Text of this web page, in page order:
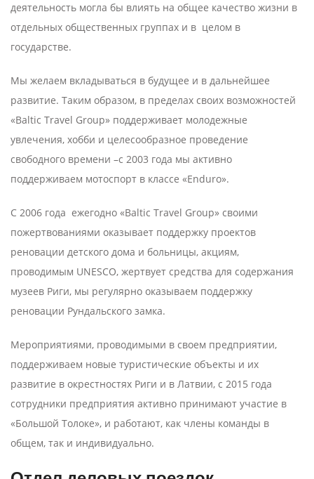
деятельность могла бы влиять на общее качество жизни в
отдельных общественных группах и в целом в
государстве.
Мы желаем вкладываться в будущее и в дальнейшее
развитие. Таким образом, в пределах своих возможностей
«Baltic Travel Group» поддерживает молодежные
увлечения, хобби и целесообразное проведение
свободного времени –с 2003 года мы активно
поддерживаем мотоспорт в классе «Enduro».
С 2006 года ежегодно «Baltic Travel Group» своими
пожертвованиями оказывает поддержку проектов
реновации детского дома и больницы, акциям,
проводимым UNESCO, жертвует средства для содержания
музеев Риги, мы регулярно оказываем поддержку
реновации Рундальского замка.
Мероприятиями, проводимыми в своем предприятии,
поддерживаем новые туристические объекты и их
развитие в окрестностях Риги и в Латвии, с 2015 года
сотрудники предприятия активно принимают участие в
«Большой Толоке», и работают, как члены команды в
общем, так и индивидуально.